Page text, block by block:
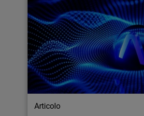
Articolo